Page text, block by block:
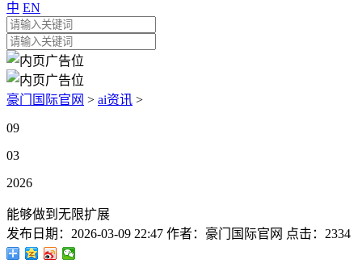
中 EN
豪门国际官网 > ai资讯 >
09
03
2026
能够做到无限扩展
发布日期： 2026-03-09 22:47 作者： 豪门国际官网 点击： 2334